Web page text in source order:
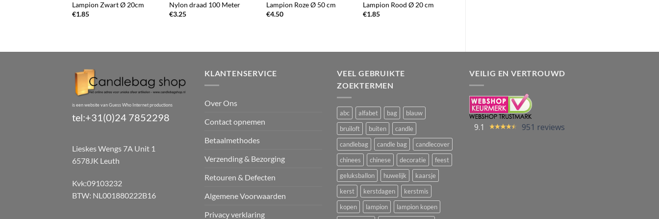
Lampion Zwart Ø 20cm
€1.85
Nylon draad 100 Meter
€3.25
Lampion Roze Ø 50 cm
€4.50
Lampion Rood Ø 20 cm
€1.85
is een website van Guess Who Internet productions
tel:+31(0)24 7852298
Lieskes Wengs 7A Unit 1
6578JK Leuth
Kvk:09103232
BTW: NL001880222B16
KLANTENSERVICE
Over Ons
Contact opnemen
Betaalmethodes
Verzending & Bezorging
Retouren & Defecten
Algemene Voorwaarden
Privacy verklaring
VEEL GEBRUIKTE
ZOEKTERMEN
abc alfabet bag
blauw
bruiloft
buiten
candle
candlebag
candle bag
candlecover
chinees
chinese decoratie
feest
geluksballon
huwelijk
kaarsje
kerst
kerstdagen
kerstmis
kopen
lampion
lampion kopen
VEILIG EN VERTROUWD
9.1 951 reviews